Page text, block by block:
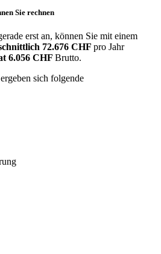
Sie rechnen
erst an, können Sie mit einem
72.676 CHF pro Jahr
6.056 CHF Brutto.
ergeben sich folgende